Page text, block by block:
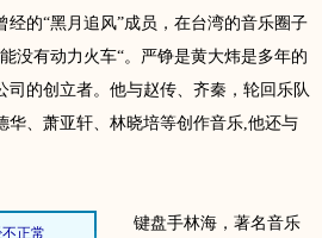
的“黑月追风”成员，在台湾的音乐圈子
没有动力火车“。严铮是黄大炜是多年的
的创立者。他与赵传、齐秦，轮回乐队
华、萧亚轩、林晓培等创作音乐,他还与
键盘手林海，著名音乐